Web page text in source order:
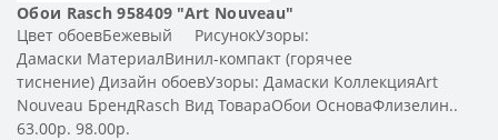
Обои Rasch 958409 "Art Nouveau"
Цвет обоевБежевый РисунокУзоры:
Дамаски МатериалВинил-компакт (горячее
тиснение) Дизайн обоевУзоры: Дамаски КоллекцияArt
Nouveau БрендRasch Вид ТовараОбои ОсноваФлизелин..
63.00р. 98.00р.